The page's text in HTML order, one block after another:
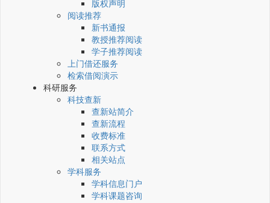
版权声明
阅读推荐
新书通报
教授推荐阅读
学子推荐阅读
上门借还服务
检索借阅演示
科研服务
科技查新
查新站简介
查新流程
收费标准
联系方式
相关站点
学科服务
学科信息门户
学科课题咨询